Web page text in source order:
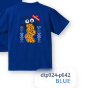
dtp024-p042
BLUE